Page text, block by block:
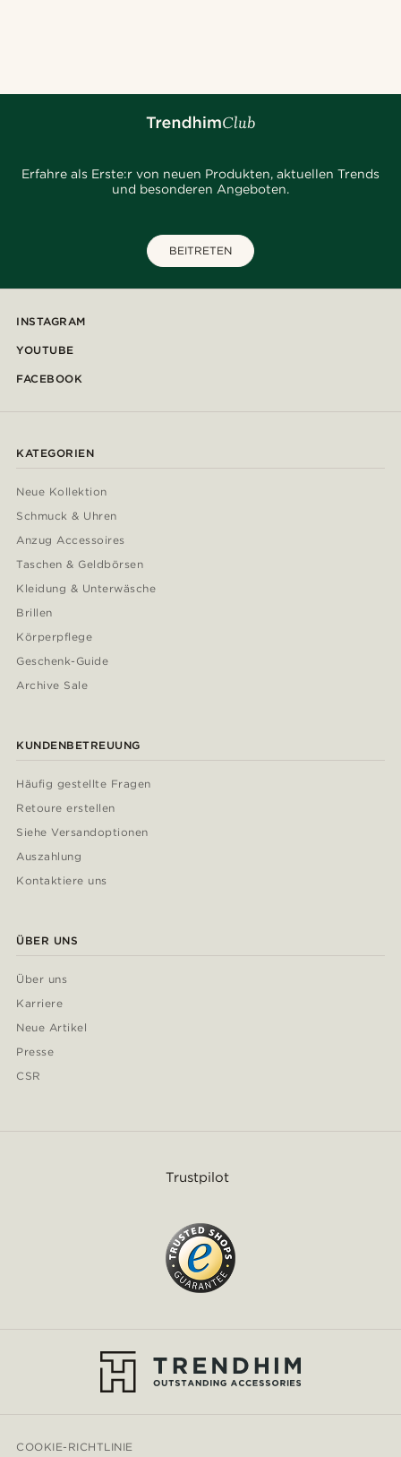
Erfahre als Erste:r von neuen Produkten, aktuellen Trends
und besonderen Angeboten.
BEITRETEN
INSTAGRAM
YOUTUBE
FACEBOOK
KATEGORIEN
Neue Kollektion
Schmuck & Uhren
Anzug Accessoires
Taschen & Geldbörsen
Kleidung & Unterwäsche
Brillen
Körperpflege
Geschenk-Guide
Archive Sale
KUNDENBETREUUNG
Häufig gestellte Fragen
Retoure erstellen
Siehe Versandoptionen
Auszahlung
Kontaktiere uns
ÜBER UNS
Über uns
Karriere
Neue Artikel
Presse
CSR
Trustpilot
COOKIE-RICHTLINIE